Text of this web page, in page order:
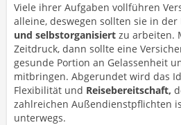
Viele ihrer Aufgaben vollführen
alleine, deswegen sollten sie in der
und selbstorganisiert zu arbeiten.
Zeitdruck, dann sollte eine
gesunde Portion an Gelassenheit
mitbringen. Abgerundet wird das
Flexibilität und Reisebereitschaft,
zahlreichen Außendienstpflichten
unterwegs.